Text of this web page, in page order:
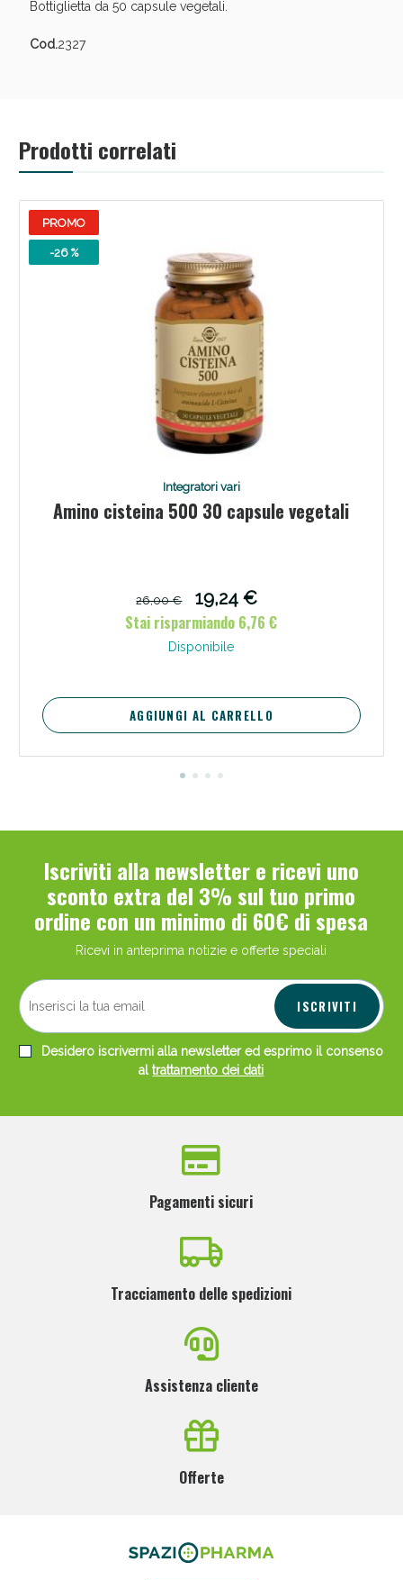
Bottiglietta da 50 capsule vegetali.
Cod.2327
Prodotti correlati
PROMO
-26 %
Integratori vari
Amino cisteina 500 30 capsule vegetali
26,00 €
19,24 €
Stai risparmiando 6,76 €
Disponibile
AGGIUNGI AL CARRELLO
Iscriviti alla newsletter e ricevi uno
sconto extra del 3% sul tuo primo
ordine con un minimo di 60€ di spesa
Ricevi in anteprima notizie e offerte speciali
ISCRIVITI
Desidero iscrivermi alla newsletter ed esprimo il consenso
altrattamento dei dati
Pagamenti sicuri
Tracciamento delle spedizioni
Assistenza cliente
Offerte
Benessere Intestinale: Sconto fino al 55% valido